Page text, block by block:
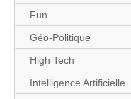
Fun
Géo-Politique
High Tech
Intelligence Artificielle